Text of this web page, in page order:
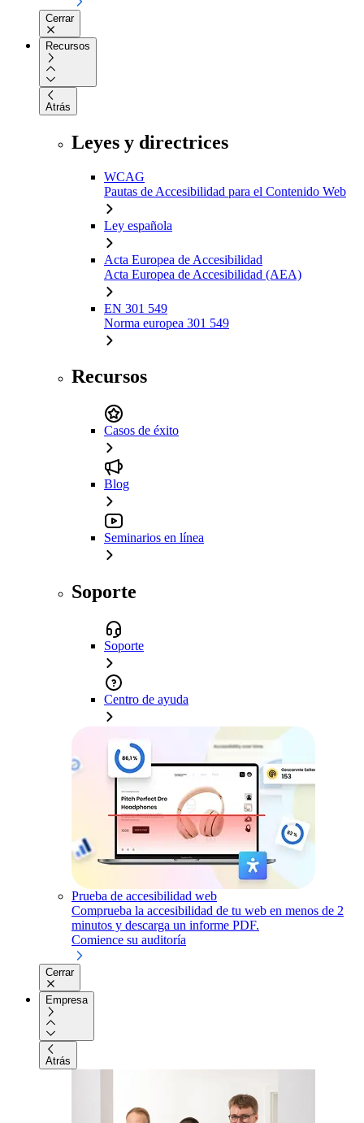
Cerrar
Recursos
Atrás
Leyes y directrices
WCAG
Pautas de Accesibilidad para el Contenido Web
Ley española
Acta Europea de Accesibilidad
Acta Europea de Accesibilidad (AEA)
EN 301 549
Norma europea 301 549
Recursos
Casos de éxito
Blog
Seminarios en línea
Soporte
Soporte
Centro de ayuda
Prueba de accesibilidad web
Comprueba la accesibilidad de tu web en menos de 2
minutos y descarga un informe PDF.
Comience su auditoría
Cerrar
Empresa
Atrás